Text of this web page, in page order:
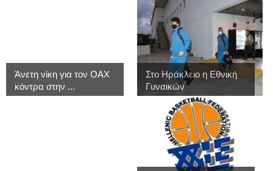
Άνετη νίκη για τον ΟΑΧ
κόντρα στην ...
Στο Ηράκλειο η Εθνική
Γυναικών